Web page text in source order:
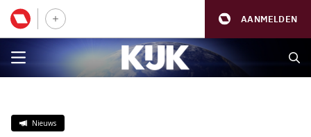
AANMELDEN
Nieuws